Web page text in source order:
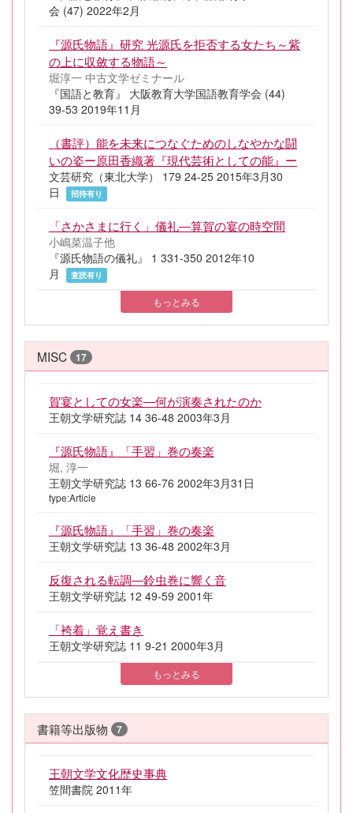
会 (47) 2022年2月
『源氏物語』研究 光源氏を拒否する女たち～紫
の上に収斂する物語～
堀淳一 中古文学ゼミナール
『国語と教育』 大阪教育大学国語教育学会 (44)
39-53 2019年11月
（書評）能を未来につなぐためのしなやかな闘
いの姿ー原田香織著『現代芸術としての能』ー
文芸研究（東北大学） 179 24-25 2015年3月30
日
招待有り
「さかさまに行く」儀礼―算賀の宴の時空間
小嶋菜温子他
『源氏物語の儀礼』 1 331-350 2012年10
月
査読有り
もっとみる
MISC 17
賀宴としての女楽―何が演奏されたのか
王朝文学研究誌 14 36-48 2003年3月
『源氏物語』「手習」巻の奏楽
堀, 淳一
王朝文学研究誌 13 66-76 2002年3月31日
type:Article
『源氏物語』「手習」巻の奏楽
王朝文学研究誌 13 36-48 2002年3月
反復される転調―鈴虫巻に響く音
王朝文学研究誌 12 49-59 2001年
「袴着」覚え書き
王朝文学研究誌 11 9-21 2000年3月
もっとみる
書籍等出版物 7
王朝文学文化歴史事典
笠間書院 2011年